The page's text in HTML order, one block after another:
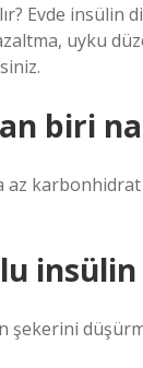
Evde
uyku
biri
karbonhidrat
şekerini